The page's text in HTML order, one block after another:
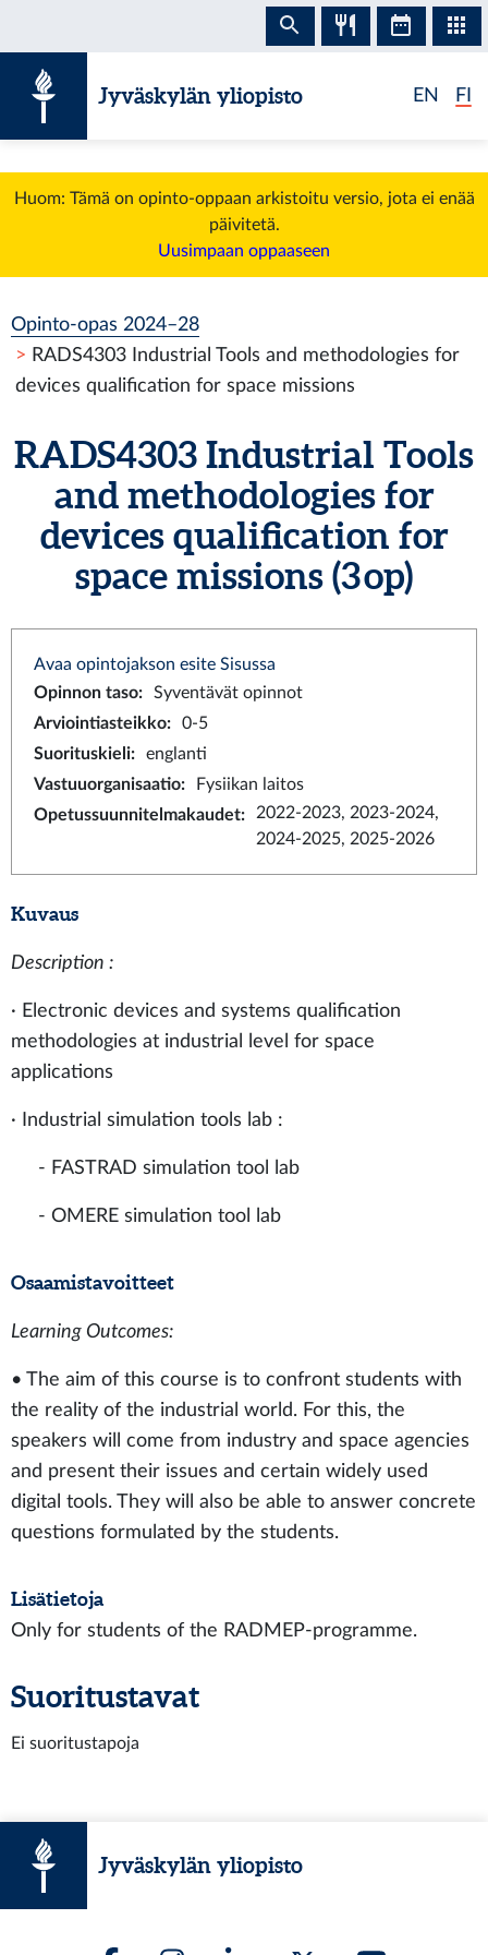
Jyväskylän yliopisto EN FI
Huom: Tämä on opinto-oppaan arkistoitu versio, jota ei enää
päivitetä.
Uusimpaan oppaaseen
Opinto-opas 2024–28
RADS4303 Industrial Tools and methodologies for
devices qualification for space missions
RADS4303 Industrial Tools
and methodologies for
devices qualification for
space missions (3 op)
Avaa opintojakson esite Sisussa
Opinnon taso:
Syventävät opinnot
Arviointiasteikko:
0-5
Suorituskieli:
englanti
Vastuuorganisaatio:
Fysiikan laitos
Opetussuunnitelmakaudet:
2022-2023, 2023-2024,
2024-2025, 2025-2026
Kuvaus
Description :
· Electronic devices and systems qualification
methodologies at industrial level for space
applications
· Industrial simulation tools lab :
- FASTRAD simulation tool lab
- OMERE simulation tool lab
Osaamistavoitteet
Learning Outcomes:
• The aim of this course is to confront students with
the reality of the industrial world. For this, the
speakers will come from industry and space agencies
and present their issues and certain widely used
digital tools. They will also be able to answer concrete
questions formulated by the students.
Lisätietoja
Only for students of the RADMEP-programme.
Suoritustavat
Ei suoritustapoja
Jyväskylän yliopisto